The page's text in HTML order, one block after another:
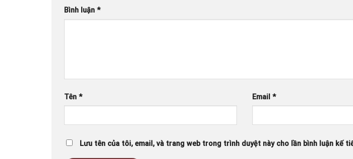
Bình luận *
Tên * Email*
Lưu tên của tôi, email, và trang web trong trình duyệt này cho lần bình luận kế